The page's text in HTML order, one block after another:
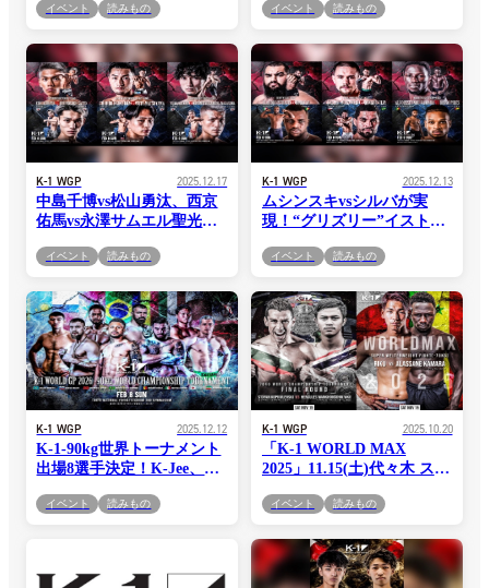
の中国遠征が決定！ スーパ
イヤンと対戦
イベント 読みもの
ズロフは“超新星”コシエフ
WORLD GP 2026」2.8(日)
代々木
イベント 読みもの
K-1 WGP 2025.12.17
中島千博vs松山勇汰、西京
佑馬vs永澤サムエル聖光、
本人対決3試合が決定！＝
2.8(日)代々木
イベント 読みもの
K-1 WGP 2025.12.13
ムシンスキvsシルバが実
現！“グリズリー”イストラ
マラも再登場＝「K-1
代々木
イベント 読みもの
K-1 WGP 2025.12.12
K-1-90kg世界トーナメント
出場8選手決定！K-Jee、サ
フ、カザフの超新星らが
イベント 読みもの
K-1 WGP 2025.10.20
「K-1 WORLD MAX
2025」11.15(土)代々木 スト
者・ヘラクレスに決定！ ワ
ー・カマラの双子の兄弟が
参戦、璃久と対戦！
イベント 読みもの